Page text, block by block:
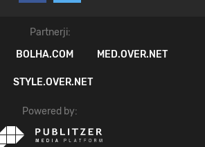
Partnerji:
BOLHA.COM MED.OVER.NET
STYLE.OVER.NET
Powered by: